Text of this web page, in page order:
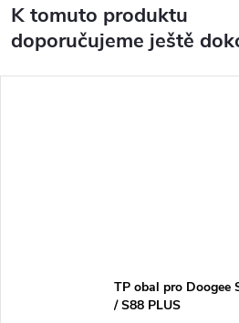
K tomuto produktu
doporučujeme ještě
TP obal pro Doogee
/ S88 PLUS